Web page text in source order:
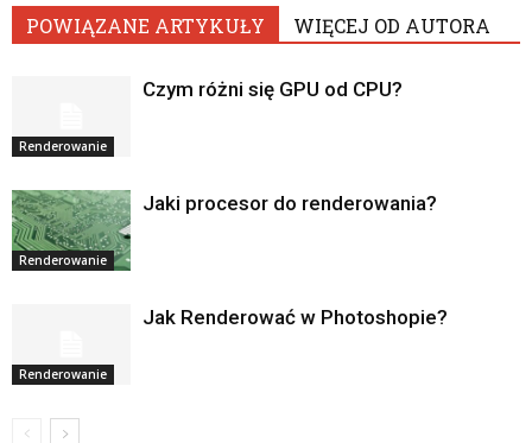
POWIĄZANE ARTYKUŁY WIĘCEJ OD AUTORA
Renderowanie
Czym różni się GPU od CPU?
Renderowanie
Jaki procesor do renderowania?
Renderowanie
Jak Renderować w Photoshopie?